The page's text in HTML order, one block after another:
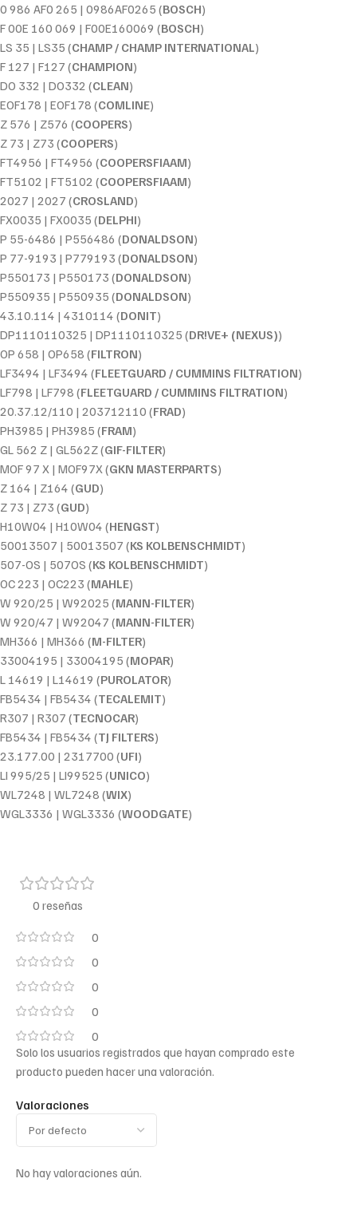
0 986 AF0 265 | 0986AF0265 (BOSCH)
F 00E 160 069 | F00E160069 (BOSCH)
LS 35 | LS35 (CHAMP / CHAMP INTERNATIONAL)
F 127 | F127 (CHAMPION)
DO 332 | DO332 (CLEAN)
EOF178 | EOF178 (COMLINE)
Z 576 | Z576 (COOPERS)
Z 73 | Z73 (COOPERS)
FT4956 | FT4956 (COOPERSFIAAM)
FT5102 | FT5102 (COOPERSFIAAM)
2027 | 2027 (CROSLAND)
FX0035 | FX0035 (DELPHI)
P 55-6486 | P556486 (DONALDSON)
P 77-9193 | P779193 (DONALDSON)
P550173 | P550173 (DONALDSON)
P550935 | P550935 (DONALDSON)
43.10.114 | 4310114 (DONIT)
DP1110110325 | DP1110110325 (DR!VE+ (NEXUS))
OP 658 | OP658 (FILTRON)
LF3494 | LF3494 (FLEETGUARD / CUMMINS FILTRATION)
LF798 | LF798 (FLEETGUARD / CUMMINS FILTRATION)
20.37.12/110 | 203712110 (FRAD)
PH3985 | PH3985 (FRAM)
GL 562 Z | GL562Z (GIF-FILTER)
MOF 97 X | MOF97X (GKN MASTERPARTS)
Z 164 | Z164 (GUD)
Z 73 | Z73 (GUD)
H10W04 | H10W04 (HENGST)
50013507 | 50013507 (KS KOLBENSCHMIDT)
507-OS | 507OS (KS KOLBENSCHMIDT)
OC 223 | OC223 (MAHLE)
W 920/25 | W92025 (MANN-FILTER)
W 920/47 | W92047 (MANN-FILTER)
MH366 | MH366 (M-FILTER)
33004195 | 33004195 (MOPAR)
L 14619 | L14619 (PUROLATOR)
FB5434 | FB5434 (TECALEMIT)
R307 | R307 (TECNOCAR)
FB5434 | FB5434 (TJ FILTERS)
23.177.00 | 2317700 (UFI)
LI 995/25 | LI99525 (UNICO)
WL7248 | WL7248 (WIX)
WGL3336 | WGL3336 (WOODGATE)
0 reseñas
0
0
0
0
0
Valoraciones
No hay valoraciones aún.
Solo los usuarios registrados que hayan comprado este
producto pueden hacer una valoración.